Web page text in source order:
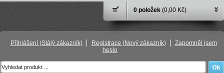
0 položek (0,00 Kč)
Přihlášení (Stálý zákazník) Registrace (Nový zákazník)
Zapomněl jsem
heslo